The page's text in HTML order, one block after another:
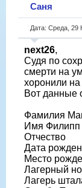
Саня
Дата: Среда, 29
next26,
Судя по
смерти на
хоронили на
Вот данные
Фамилия
Имя Филипп
Отчество
Дата
Место
Лагерный
Лагерь